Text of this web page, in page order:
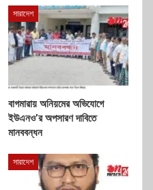
সারাদেশ
বাগমারায় অনিয়মের অভিযোগে
ইউএনও’র অপসারণ দাবিতে
মানববন্ধন
সারাদেশ